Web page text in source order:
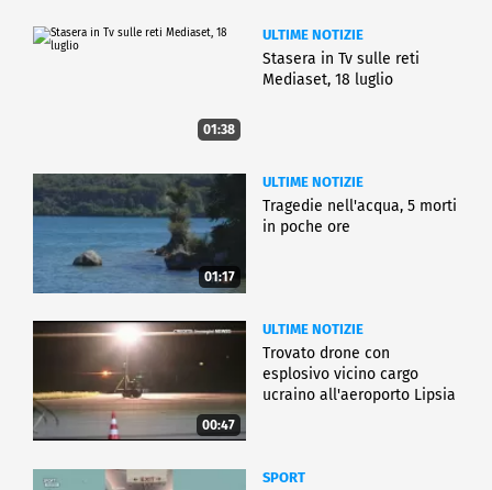
01:38
ULTIME NOTIZIE
Stasera in Tv sulle reti
Mediaset, 18 luglio
01:17
ULTIME NOTIZIE
Tragedie nell'acqua, 5 morti
in poche ore
00:47
ULTIME NOTIZIE
Trovato drone con
esplosivo vicino cargo
ucraino all'aeroporto Lipsia
SPORT